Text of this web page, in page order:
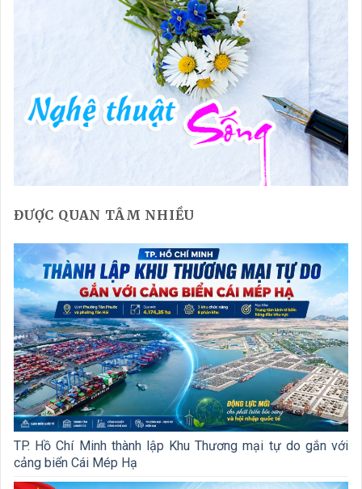
ĐƯỢC QUAN TÂM NHIỀU
TP. Hồ Chí Minh thành lập Khu Thương mại tự do gắn với
cảng biển Cái Mép Hạ